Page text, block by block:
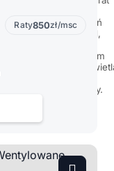
Raty850zł/msc